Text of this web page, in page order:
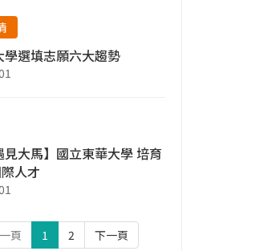
學選填志願六大趨勢
見大馬】國立東華大學 培育
人才
頁 1 2 下一頁